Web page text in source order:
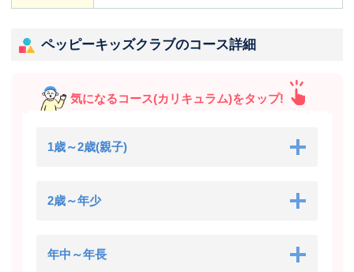
ペッピーキッズクラブのコース詳細
気になるコース(カリキュラム)をタップ!
1歳～2歳(親子)
2歳～年少
年中～年長